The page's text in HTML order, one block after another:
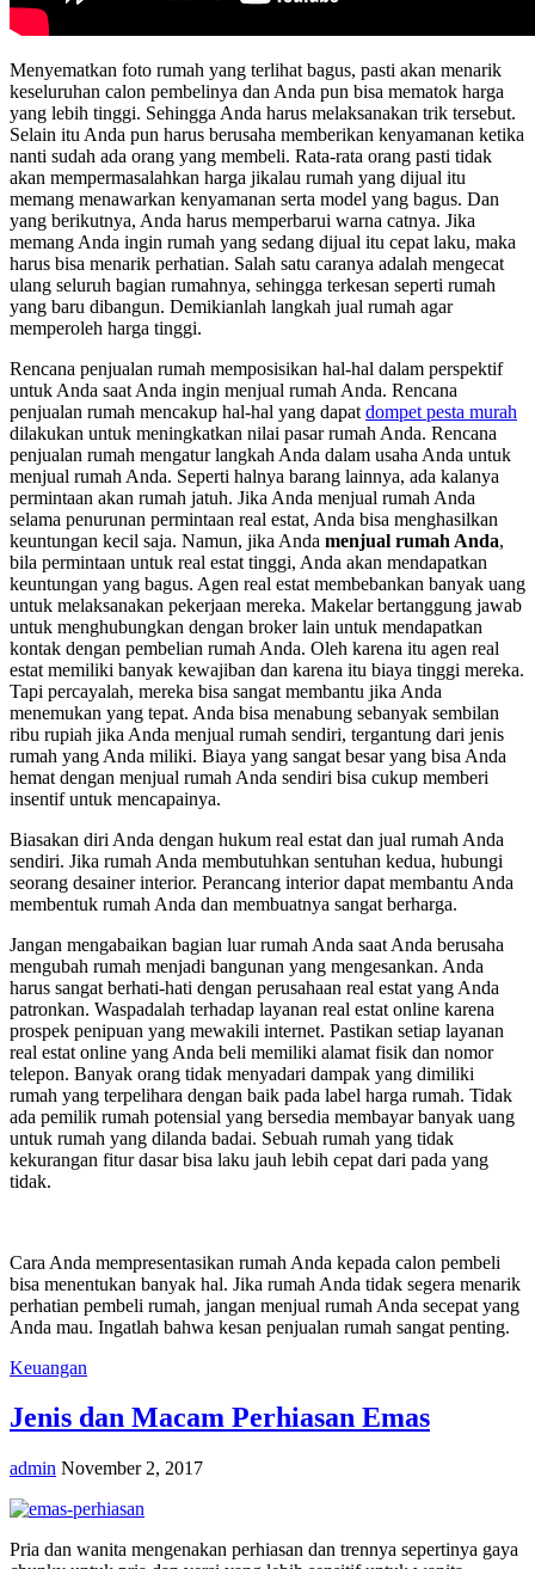
Menyematkan foto rumah yang terlihat bagus, pasti akan menarik
keseluruhan calon pembelinya dan Anda pun bisa mematok harga
yang lebih tinggi. Sehingga Anda harus melaksanakan trik tersebut.
Selain itu Anda pun harus berusaha memberikan kenyamanan ketika
nanti sudah ada orang yang membeli. Rata-rata orang pasti tidak
akan mempermasalahkan harga jikalau rumah yang dijual itu
memang menawarkan kenyamanan serta model yang bagus. Dan
yang berikutnya, Anda harus memperbarui warna catnya. Jika
memang Anda ingin rumah yang sedang dijual itu cepat laku, maka
harus bisa menarik perhatian. Salah satu caranya adalah mengecat
ulang seluruh bagian rumahnya, sehingga terkesan seperti rumah
yang baru dibangun. Demikianlah langkah jual rumah agar
memperoleh harga tinggi.
Rencana penjualan rumah memposisikan hal-hal dalam perspektif
untuk Anda saat Anda ingin menjual rumah Anda. Rencana
penjualan rumah mencakup hal-hal yang dapat dompet pesta murah
dilakukan untuk meningkatkan nilai pasar rumah Anda. Rencana
penjualan rumah mengatur langkah Anda dalam usaha Anda untuk
menjual rumah Anda. Seperti halnya barang lainnya, ada kalanya
permintaan akan rumah jatuh. Jika Anda menjual rumah Anda
selama penurunan permintaan real estat, Anda bisa menghasilkan
keuntungan kecil saja. Namun, jika Anda menjual rumah Anda,
bila permintaan untuk real estat tinggi, Anda akan mendapatkan
keuntungan yang bagus. Agen real estat membebankan banyak uang
untuk melaksanakan pekerjaan mereka. Makelar bertanggung jawab
untuk menghubungkan dengan broker lain untuk mendapatkan
kontak dengan pembelian rumah Anda. Oleh karena itu agen real
estat memiliki banyak kewajiban dan karena itu biaya tinggi mereka.
Tapi percayalah, mereka bisa sangat membantu jika Anda
menemukan yang tepat. Anda bisa menabung sebanyak sembilan
ribu rupiah jika Anda menjual rumah sendiri, tergantung dari jenis
rumah yang Anda miliki. Biaya yang sangat besar yang bisa Anda
hemat dengan menjual rumah Anda sendiri bisa cukup memberi
insentif untuk mencapainya.
Biasakan diri Anda dengan hukum real estat dan jual rumah Anda
sendiri. Jika rumah Anda membutuhkan sentuhan kedua, hubungi
seorang desainer interior. Perancang interior dapat membantu Anda
membentuk rumah Anda dan membuatnya sangat berharga.
Jangan mengabaikan bagian luar rumah Anda saat Anda berusaha
mengubah rumah menjadi bangunan yang mengesankan. Anda
harus sangat berhati-hati dengan perusahaan real estat yang Anda
patronkan. Waspadalah terhadap layanan real estat online karena
prospek penipuan yang mewakili internet. Pastikan setiap layanan
real estat online yang Anda beli memiliki alamat fisik dan nomor
telepon. Banyak orang tidak menyadari dampak yang dimiliki
rumah yang terpelihara dengan baik pada label harga rumah. Tidak
ada pemilik rumah potensial yang bersedia membayar banyak uang
untuk rumah yang dilanda badai. Sebuah rumah yang tidak
kekurangan fitur dasar bisa laku jauh lebih cepat dari pada yang
tidak.
Cara Anda mempresentasikan rumah Anda kepada calon pembeli
bisa menentukan banyak hal. Jika rumah Anda tidak segera menarik
perhatian pembeli rumah, jangan menjual rumah Anda secepat yang
Anda mau. Ingatlah bahwa kesan penjualan rumah sangat penting.
Keuangan
Jenis dan Macam Perhiasan Emas
admin November 2, 2017
Pria dan wanita mengenakan perhiasan dan trennya sepertinya gaya